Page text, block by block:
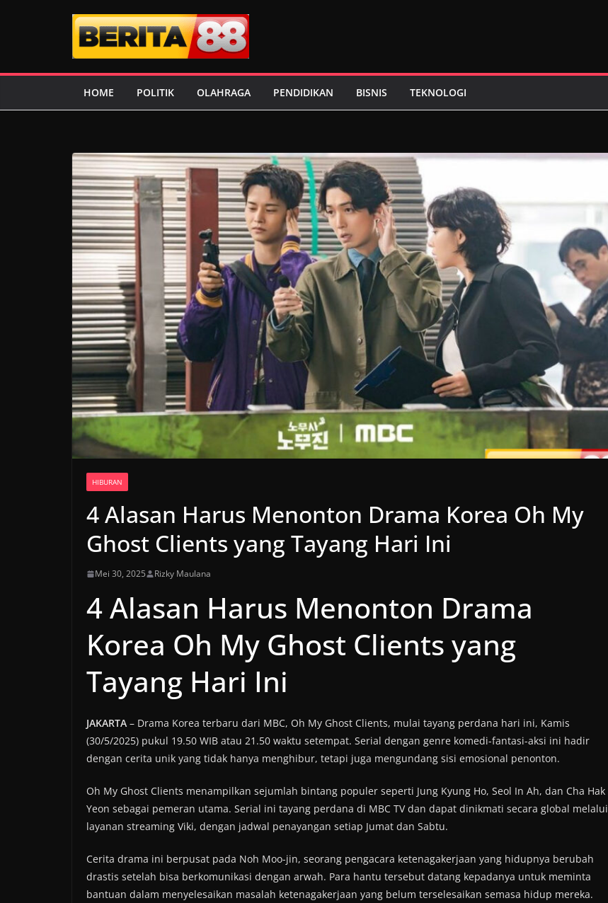
HOME POLITIK OLAHRAGA PENDIDIKAN BISNIS TEKNOLOGI
HIBURAN
4 Alasan Harus Menonton Drama Korea Oh My
Ghost Clients yang Tayang Hari Ini
Mei 30, 2025 Rizky Maulana
4 Alasan Harus Menonton Drama
Korea Oh My Ghost Clients yang
Tayang Hari Ini
JAKARTA – Drama Korea terbaru dari MBC, Oh My Ghost Clients, mulai tayang perdana hari ini, Kamis
(30/5/2025) pukul 19.50 WIB atau 21.50 waktu setempat. Serial dengan genre komedi-fantasi-aksi ini hadir
dengan cerita unik yang tidak hanya menghibur, tetapi juga mengundang sisi emosional penonton.
Oh My Ghost Clients menampilkan sejumlah bintang populer seperti Jung Kyung Ho, Seol In Ah, dan Cha Hak
Yeon sebagai pemeran utama. Serial ini tayang perdana di MBC TV dan dapat dinikmati secara global melalui
layanan streaming Viki, dengan jadwal penayangan setiap Jumat dan Sabtu.
Cerita drama ini berpusat pada Noh Moo-jin, seorang pengacara ketenagakerjaan yang hidupnya berubah
drastis setelah bisa berkomunikasi dengan arwah. Para hantu tersebut datang kepadanya untuk meminta
bantuan dalam menyelesaikan masalah ketenagakerjaan yang belum terselesaikan semasa hidup mereka.